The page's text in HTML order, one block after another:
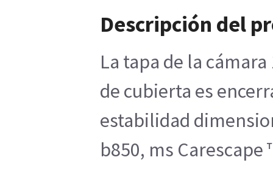
Descripción del
La tapa de la
de cubierta es
estabilidad
b850, ms